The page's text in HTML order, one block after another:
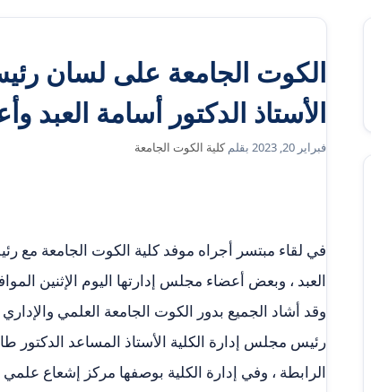
الكوت الجامعة على لسان
الأستاذ الدكتور أسامة
فبراير 20, 2023 بقلمكلية الكوت الجامعة
في لقاء مبتسر أجراه موفد كلية الكوت الجامعة مع
العبد ، وبعض أعضاء مجلس إدارتها اليوم الإثنين الموافق ٢١ / ٢ /
وقد أشاد الجميع بدور الكوت الجامعة العلمي
رئيس مجلس إدارة الكلية الأستاذ المساعد الدكتور
الرابطة ، وفي إدارة الكلية بوصفها مركز إشعاع